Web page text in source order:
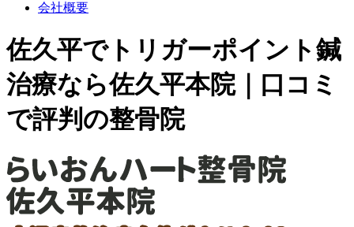
会社概要
佐久平でトリガーポイント鍼
治療なら佐久平本院｜口コミ
で評判の整骨院